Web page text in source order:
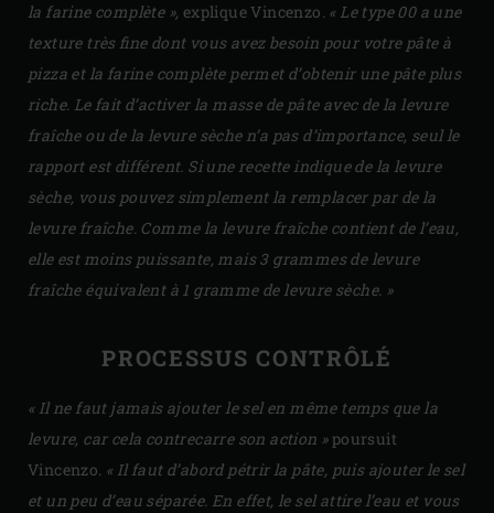
la farine complète », explique Vincenzo. « Le type 00 a une
texture très fine dont vous avez besoin pour votre pâte à
pizza et la farine complète permet d’obtenir une pâte plus
riche. Le fait d’activer la masse de pâte avec de la levure
fraîche ou de la levure sèche n’a pas d’importance, seul le
rapport est différent. Si une recette indique de la levure
sèche, vous pouvez simplement la remplacer par de la
levure fraîche. Comme la levure fraîche contient de l’eau,
elle est moins puissante, mais 3 grammes de levure
fraîche équivalent à 1 gramme de levure sèche. »
PROCESSUS CONTRÔLÉ
« Il ne faut jamais ajouter le sel en même temps que la
levure, car cela contrecarre son action »poursuit
Vincenzo. « Il faut d’abord pétrir la pâte, puis ajouter le sel
et un peu d’eau séparée. En effet, le sel attire l’eau et vous